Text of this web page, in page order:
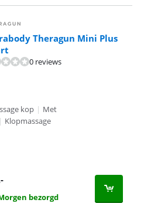
Theragun Mini Plus
0 reviews
kop | Met
| Klopmassage
bezorgd